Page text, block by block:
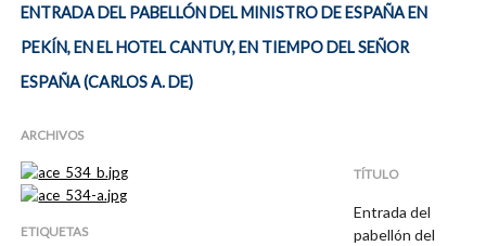
ENTRADA DEL PABELLÓN DEL MINISTRO DE ESPAÑA EN
PEKÍN, EN EL HOTEL CANTUY, EN TIEMPO DEL SEÑOR
ESPAÑA (CARLOS A. DE)
ARCHIVOS
ETIQUETAS
TÍTULO
Entrada del
pabellón del